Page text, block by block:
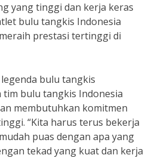
yang tinggi dan kerja keras
bulu tangkis Indonesia
prestasi tertinggi di
bulu tangkis
bulu tangkis Indonesia
membutuhkan komitmen
“Kita harus terus bekerja
puas dengan apa yang
tekad yang kuat dan kerja